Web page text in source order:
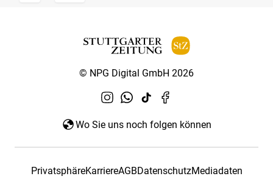
© NPG Digital GmbH 2026
Wo Sie uns noch folgen können
PrivatsphäreKarriereAGBDatenschutzMediadaten